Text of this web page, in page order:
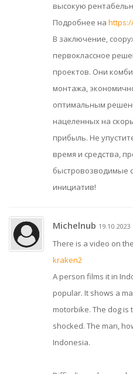
высокую
Подробнее на
В заключение,
первоклассное
проектов. Они
монтажа,
оптимальным
нацеленных на
прибыль. Не
время и средства,
быстровозводимые
инициатив!
Michelnub 19.10.2023
There is a video on
kraken2
A person films it in
popular. It shows a
motorbike. The dog
shocked. The man,
Indonesia.